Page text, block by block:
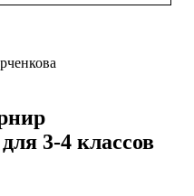
3-4 классов